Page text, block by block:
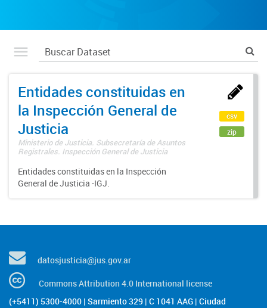
Entidades constituidas en
la Inspección General de
Justicia
Ministerio de Justicia. Subsecretaría de Asuntos
Registrales. Inspección General de Justicia
Entidades constituidas en la Inspección
General de Justicia -IGJ.
csv
zip
datosjusticia@jus.gov.ar
Commons Attribution 4.0 International license
(+5411) 5300-4000 | Sarmiento 329 | C 1041 AAG | Ciudad